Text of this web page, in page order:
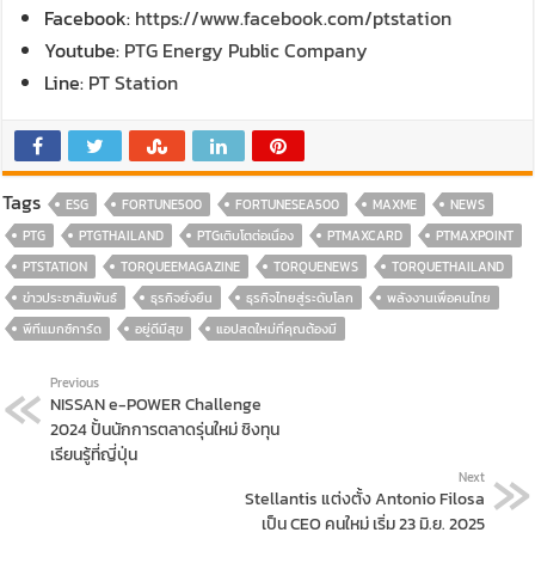
Facebook: https://www.facebook.com/ptstation
Youtube: PTG Energy Public Company
Line: PT Station
Tags ESG FORTUNE500 FORTUNESEA500 MAXME
NEWS
PTG
PTGTHAILAND PTGเติบโตต่อเนื่อง PTMAXCARD
PTMAXPOINT
PTSTATION
TORQUEEMAGAZINE TORQUENEWS
TORQUETHAILAND
ข่าวประชาสัมพันธ์
ธุรกิจยั่งยืน ธุรกิจไทยสู่ระดับโลก
พลังงานเพื่อคนไทย
พีทีแมกซ์การ์ด
อยู่ดีมีสุข แอปสดใหม่ที่คุณต้องมี
Previous
NISSAN e-POWER Challenge
2024 ปั้นนักการตลาดรุ่นใหม่ ชิงทุน
เรียนรู้ที่ญี่ปุ่น
Next
Stellantis แต่งตั้ง Antonio Filosa
เป็น CEO คนใหม่ เริ่ม 23 มิ.ย. 2025